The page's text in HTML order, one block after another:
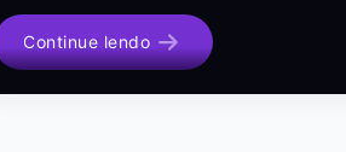
Continue lendo